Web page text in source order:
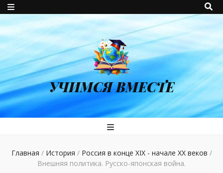
УЧИМСЯ ВМЕСТЕ
Главная / История / Россия в конце XIX - начале XX веков /
Внешняя политика. Русско-японская война.